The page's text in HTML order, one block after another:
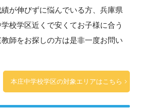
が伸びずに悩んでいる方、兵庫県
校学区近くで安くてお子様に合う
師をお探しの方は是非一度お問い
本庄中学校学区の対象エリアはこちら